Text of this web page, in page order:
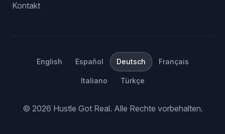
Kontakt
English Español Deutsch Français
Italiano Türkçe
© 2026 Hustle Got Real. Alle Rechte vorbehalten.